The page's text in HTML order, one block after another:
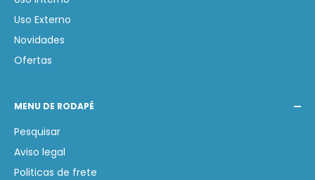
Uso Externo
Novidades
Ofertas
MENU DE RODAPÉ
Pesquisar
Aviso legal
Politicas de frete